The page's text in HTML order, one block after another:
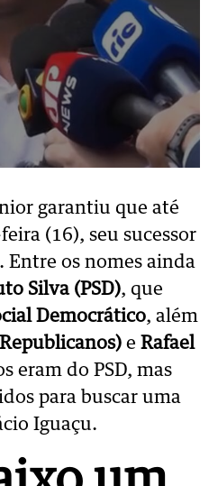
garantiu que até
(16), seu sucessor
Entre os nomes ainda
Silva (PSD), que
Democrático, além
e Rafael
eram do PSD, mas
para buscar uma
Iguaçu.